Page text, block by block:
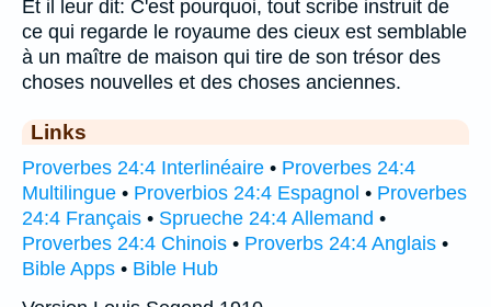
Et il leur dit: C'est pourquoi, tout scribe instruit de
ce qui regarde le royaume des cieux est semblable
à un maître de maison qui tire de son trésor des
choses nouvelles et des choses anciennes.
Links
Proverbes 24:4 Interlinéaire • Proverbes 24:4
Multilingue • Proverbios 24:4 Espagnol • Proverbes
24:4 Français • Sprueche 24:4 Allemand •
Proverbes 24:4 Chinois • Proverbs 24:4 Anglais •
Bible Apps • Bible Hub